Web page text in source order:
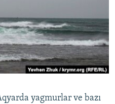
yagmurlar ve bazı